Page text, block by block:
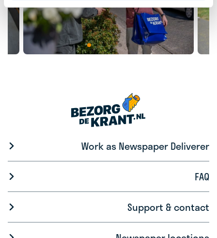
Work as Newspaper Deliverer
FAQ
Support & contact